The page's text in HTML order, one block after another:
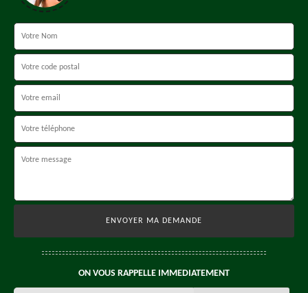
ON VOUS RAPPELLE IMMEDIATEMENT